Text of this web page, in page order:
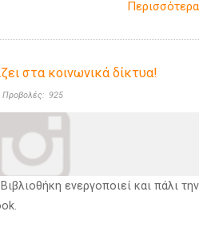
Περισσότερα
στα κοινωνικά δίκτυα!
Προβολές: 925
ενεργοποιεί και πάλι την